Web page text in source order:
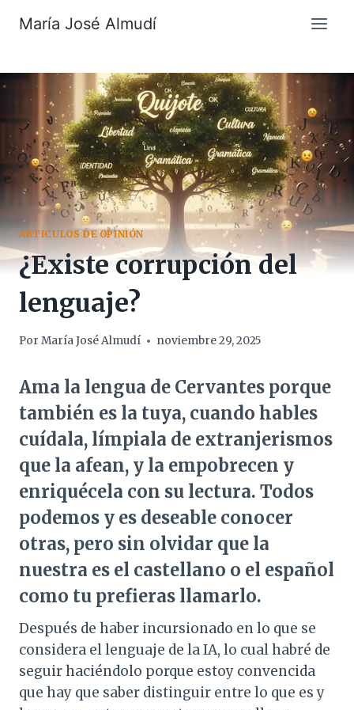
María José Almudí
ARTICULOS DE OPINIÓN
¿Existe corrupción del
lenguaje?
Por María José Almudí noviembre 29, 2025
Ama la lengua de Cervantes porque
también es la tuya, cuando hables
cuídala, límpiala de extranjerismos
que la afean, y la empobrecen y
enriquécela con su lectura. Todos
podemos y es deseable conocer
otras, pero sin olvidar que la
nuestra es el castellano o el español
como tu prefieras llamarlo.
Después de haber incursionado en lo que se
considera el lenguaje de la IA, lo cual habré de
seguir haciéndolo porque estoy convencida
que hay que saber distinguir entre lo que es y